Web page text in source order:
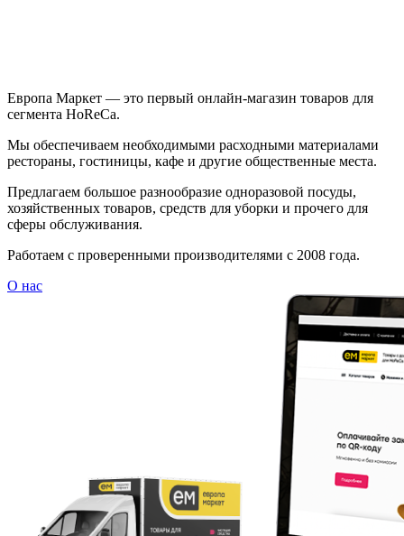
Европа Маркет — это первый онлайн-магазин товаров для
сегмента HoReCa.
Мы обеспечиваем необходимыми расходными материалами
рестораны, гостиницы, кафе и другие общественные места.
Предлагаем большое разнообразие одноразовой посуды,
хозяйственных товаров, средств для уборки и прочего для
сферы обслуживания.
Работаем с проверенными производителями с 2008 года.
О нас